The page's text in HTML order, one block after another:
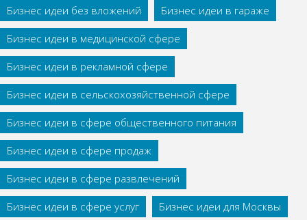
Бизнес идеи без вложений
Бизнес идеи в гараже
Бизнес идеи в медицинской сфере
Бизнес идеи в рекламной сфере
Бизнес идеи в сельскохозяйственной сфере
Бизнес идеи в сфере общественного питания
Бизнес идеи в сфере продаж
Бизнес идеи в сфере развлечений
Бизнес идеи в сфере услуг
Бизнес идеи для Москвы